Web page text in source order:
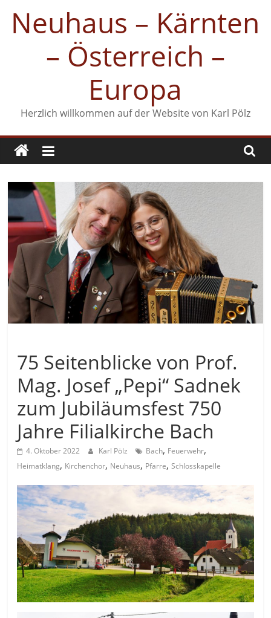
Inhalt
springen
Neuhaus – Kärnten
– Österreich –
Europa
Herzlich willkommen auf der Website von Karl Pölz
75 Seitenblicke von Prof.
Mag. Josef „Pepi“ Sadnek
zum Jubiläumsfest 750
Jahre Filialkirche Bach
4. Oktober 2022 Karl Pölz Bach, Feuerwehr,
Heimatklang, Kirchenchor, Neuhaus, Pfarre,Schlosskapelle